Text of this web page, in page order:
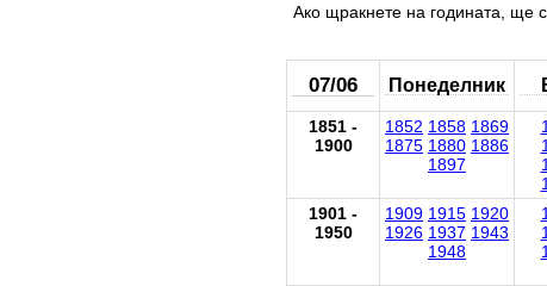
Ако щракнете на годината, ще
07/06 Понеделник
1851 -
1900
1852 1858 1869
1875 1880 1886
1897
1901 -
1950
1909 1915 1920
1926 1937 1943
1948